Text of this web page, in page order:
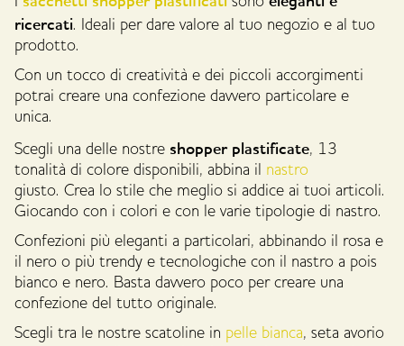
ricercati. Ideali per dare valore al tuo negozio e al tuo
prodotto.
Con un tocco di creatività e dei piccoli accorgimenti
potrai creare una confezione davvero particolare e
unica.
Scegli una delle nostre shopper plastificate, 13
tonalità di colore disponibili, abbina il nastro
giusto. Crea lo stile che meglio si addice ai tuoi articoli.
Giocando con i colori e con le varie tipologie di nastro.
Confezioni più eleganti a particolari, abbinando il rosa e
il nero o più trendy e tecnologiche con il nastro a pois
bianco e nero. Basta davvero poco per creare una
confezione del tutto originale.
Scegli tra le nostre scatoline in pelle bianca, seta avorio